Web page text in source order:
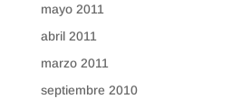
mayo 2011
abril 2011
marzo 2011
septiembre 2010